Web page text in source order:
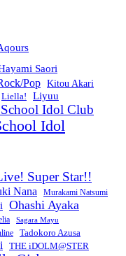
Saori
Pop Kitou Akari
Liella! Liyuu
Idol Club
Idol
Super Star!!
Nana Murakami Natsumi
Ohashi Ayaka
Sagara Mayu
Tadokoro Azusa
THE iDOLM@STER